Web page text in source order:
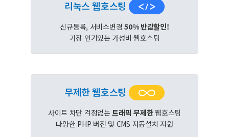
리눅스 웹호스팅
신규등록, 서비스변경50% 반값할인!
가장 인기있는 가성비 웹호스팅
무제한 웹호스팅
사이트 차단 걱정없는트래픽 무제한웹호스팅
다양한 PHP 버전 및 CMS 자동설치 지원